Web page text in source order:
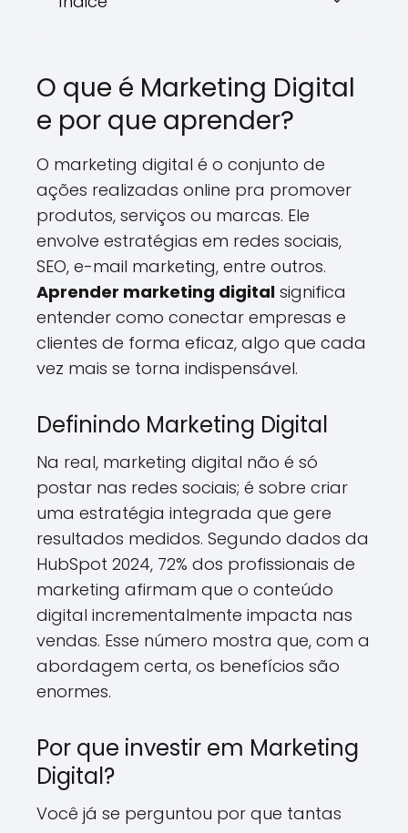
O que é Marketing Digital
e por que aprender?
O marketing digital é o conjunto de
ações realizadas online pra promover
produtos, serviços ou marcas. Ele
envolve estratégias em redes sociais,
SEO, e-mail marketing, entre outros.
Aprender marketing digital significa
entender como conectar empresas e
clientes de forma eficaz, algo que cada
vez mais se torna indispensável.
Definindo Marketing Digital
Na real, marketing digital não é só
postar nas redes sociais; é sobre criar
uma estratégia integrada que gere
resultados medidos. Segundo dados da
HubSpot 2024, 72% dos profissionais de
marketing afirmam que o conteúdo
digital incrementalmente impacta nas
vendas. Esse número mostra que, com a
abordagem certa, os benefícios são
enormes.
Por que investir em Marketing
Digital?
Você já se perguntou por que tantas